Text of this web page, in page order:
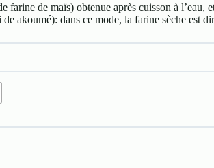
farine de maïs) obtenue après cuisson à
akoumé): dans ce mode, la farine sèche est